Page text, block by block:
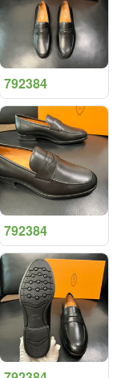
792384
792384